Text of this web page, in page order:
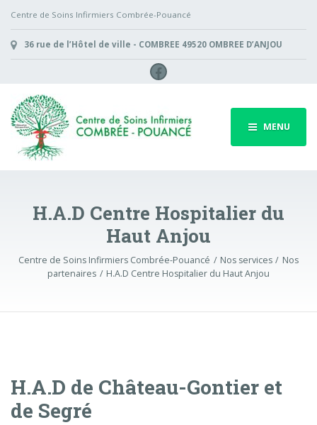
Centre de Soins Infirmiers Combrée-Pouancé
36 rue de l’Hôtel de ville - COMBREE 49520 OMBREE D’ANJOU
Facebook
MENU
H.A.D Centre Hospitalier du
Haut Anjou
Centre de Soins Infirmiers Combrée-Pouancé Nos services
Nos
partenaires
H.A.D Centre Hospitalier du Haut Anjou
H.A.D de Château-Gontier et
de Segré